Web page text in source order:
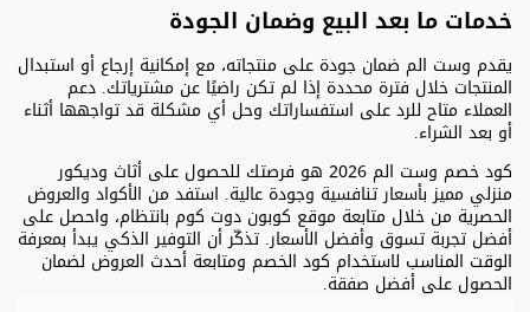
خدمات ما بعد البيع وضمان الجودة
يقدم وست الم ضمان جودة على منتجاته، مع إمكانية إرجاع أو استبدال
المنتجات خلال فترة محددة إذا لم تكن راضيًا عن مشترياتك. دعم
العملاء متاح للرد على استفساراتك وحل أي مشكلة قد تواجهها أثناء
أو بعد الشراء.
كود خصم وست الم 2026 هو فرصتك للحصول على أثاث وديكور
منزلي مميز بأسعار تنافسية وجودة عالية. استفد من الأكواد والعروض
الحصرية من خلال متابعة موقع كوبون دوت كوم بانتظام، واحصل على
أفضل تجربة تسوق وأفضل الأسعار. تذكّر أن التوفير الذكي يبدأ بمعرفة
الوقت المناسب لاستخدام كود الخصم ومتابعة أحدث العروض لضمان
الحصول على أفضل صفقة.